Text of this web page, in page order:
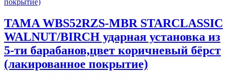
TAMA WBS52RZS-MBR STARCLASSIC
WALNUT/BIRCH ударная установка из
5-ти барабанов,цвет коричневый бёрст
(лакированное покрытие)